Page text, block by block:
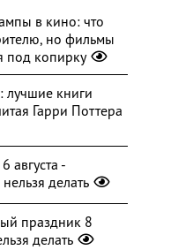
в кино: что
но фильмы
под копирку
лучшие книги
Гарри Поттера
августа -
делать
праздник 8
делать